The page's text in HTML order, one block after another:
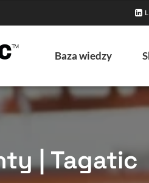
Baza wiedzy
| Tagatic